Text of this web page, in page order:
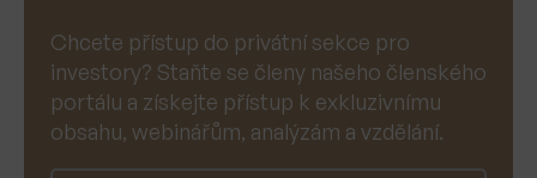
Chcete přístup do privátní sekce pro
investory? Staňte se členy našeho členského
portálu a získejte přístup k exkluzivnímu
obsahu, webinářům, analýzám a vzdělání.